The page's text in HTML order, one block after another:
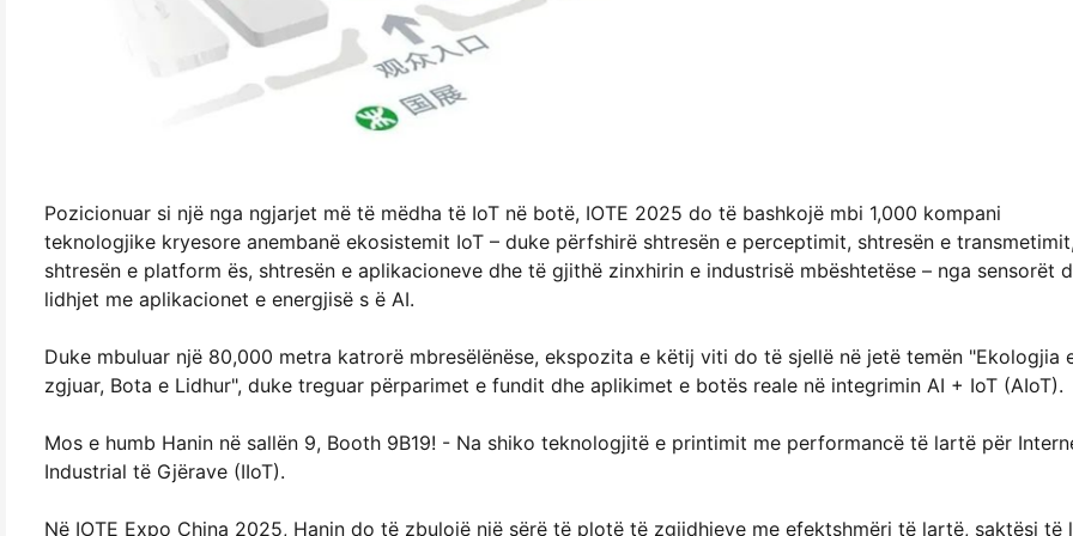
Pozicionuar si një nga ngjarjet më të mëdha të IoT në botë, IOTE 2025 do të bashkojë mbi 1,000 kompani
teknologjike kryesore anembanë ekosistemit IoT – duke përfshirë shtresën e perceptimit, shtresën e transmetimit,
shtresën e platform ës, shtresën e aplikacioneve dhe të gjithë zinxhirin e industrisë mbështetëse – nga sensorët
lidhjet me aplikacionet e energjisë s ë AI.
Duke mbuluar një 80,000 metra katrorë mbresëlënëse, ekspozita e këtij viti do të sjellë në jetë temën "Ekologjia
zgjuar, Bota e Lidhur", duke treguar përparimet e fundit dhe aplikimet e botës reale në integrimin AI + IoT (AIoT).
Mos e humb Hanin në sallën 9, Booth 9B19! - Na shiko teknologjitë e printimit me performancë të lartë për
Industrial të Gjërave (IIoT).
Në IOTE Expo China 2025, Hanin do të zbulojë një sërë të plotë të zgjidhjeve me efektshmëri të lartë, saktësi të